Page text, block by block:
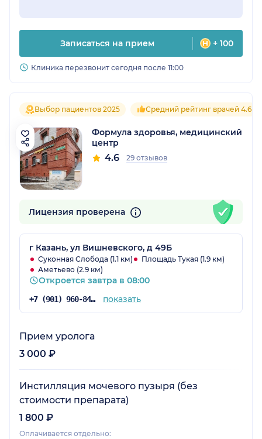
Записаться на прием + 100
Клиника перезвонит сегодня после 11:00
Выбор пациентов 2025 Средний рейтинг врачей 4.6
Формула здоровья, медицинский
центр
4.6 29 отзывов
Лицензия проверена
г Казань, ул Вишневского, д 49Б
Суконная Слобода (1.1 км)
Площадь Тукая (1.9 км)
Аметьево (2.9 км)
Откроется завтра в 08:00
+7 (901) 960-84-75 показать
Прием уролога
3 000 ₽
Инстилляция мочевого пузыря (без
стоимости препарата)
1 800 ₽
Оплачивается отдельно: